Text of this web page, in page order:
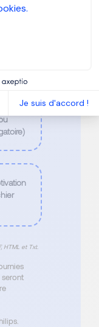
Je suis d'accord !
HTML et Txt.
seront